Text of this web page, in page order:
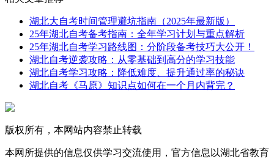
湖北大自考时间管理避坑指南（2025年最新版）
25年湖北自考备考指南：全年学习计划与重点解析
25年湖北自考学习路线图：分阶段备考技巧大公开！
湖北自考逆袭攻略：从零基础到高分的学习技能
湖北自考学习攻略：降低难度、提升通过率的秘诀
湖北自考《马原》知识点如何在一个月内背完？
版权所有，本网站内容禁止转载
本网所提供的信息仅供学习交流使用，官方信息以湖北省教育